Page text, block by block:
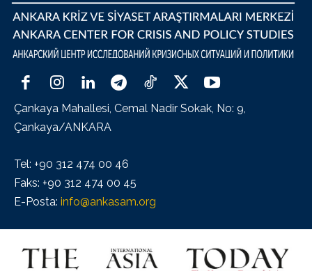
Çankaya Mahallesi, Cemal Nadir Sokak, No: 9,
Çankaya/ANKARA
Tel: +90 312 474 00 46
Faks: +90 312 474 00 45
E-Posta: info@ankasam.org